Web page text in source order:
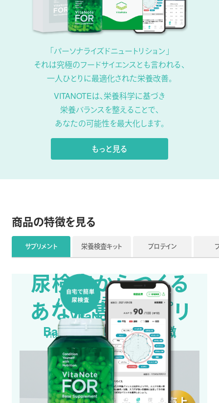
「パーソナライズドニュートリション」
それは究極のフードサイエンスとも言われる、
一人ひとりに最適化された栄養改善。
VITANOTEは、栄養科学に基づき
栄養バランスを整えることで、
あなたの可能性を最大化します。
もっと見る
商品の特徴を見る
サプリメント 栄養検査キット プロテイン
パーソナライズサプリ
VitaNote FOR:
Base Supplementの特徴